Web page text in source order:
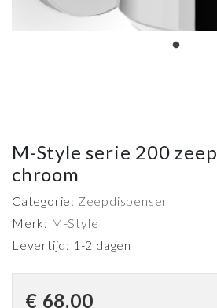
M-Style serie 200
chroom
Categorie: Zeepdispenser
Merk: M-Style
Levertijd: 1-2 dagen
€ 68,00